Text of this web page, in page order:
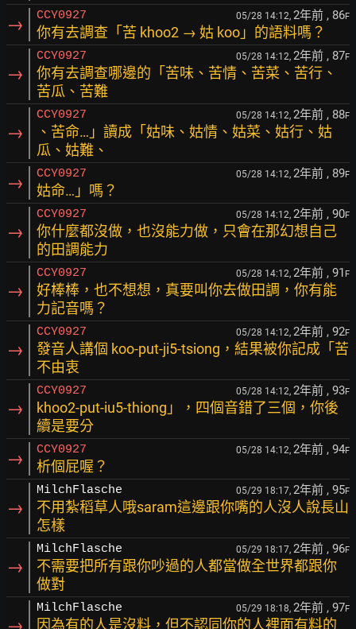
→ CCY0927 05/28 14:12, 2年前 , 86F
你有去調查「苦 khoo2 → 姑 koo」的語料嗎？
→
CCY0927 05/28 14:12, 2年前 , 87F
你有去調查哪邊的「苦味、苦情、苦菜、苦行、
苦瓜、苦難
→
CCY0927 05/28 14:12, 2年前 , 88F
、苦命…」讀成「姑味、姑情、姑菜、姑行、姑
瓜、姑難、
→ CCY0927 05/28 14:12, 2年前 , 89F
姑命…」嗎？
→
CCY0927 05/28 14:12, 2年前 , 90F
你什麼都沒做，也沒能力做，只會在那幻想自己
的田調能力
→
CCY0927 05/28 14:12, 2年前 , 91 F
好棒棒，也不想想，真要叫你去做田調，你有能
力記音嗎？
→
CCY0927 05/28 14:12, 2年前 , 92F
發音人講個 koo-put-ji5-tsiong，結果被你記成「苦
不由衷
→
CCY0927 05/28 14:12, 2年前 , 93F
khoo2-put-iu5-thiong」，四個音錯了三個，你後
續是要分
→ CCY0927 05/28 14:12, 2年前 , 94F
析個屁喔？
→
MilchFlasche 05/29 18:17, 2年前 , 95F
不用紮稻草人哦saram這邊跟你嘴的人沒人說長山
怎樣
→
MilchFlasche 05/29 18:17, 2年前 , 96F
不需要把所有跟你吵過的人都當做全世界都跟你
做對
MilchFlasche 05/29 18:18, 2年前 , 97F
因為有的人是沒料，但不認同你的人裡面有料的